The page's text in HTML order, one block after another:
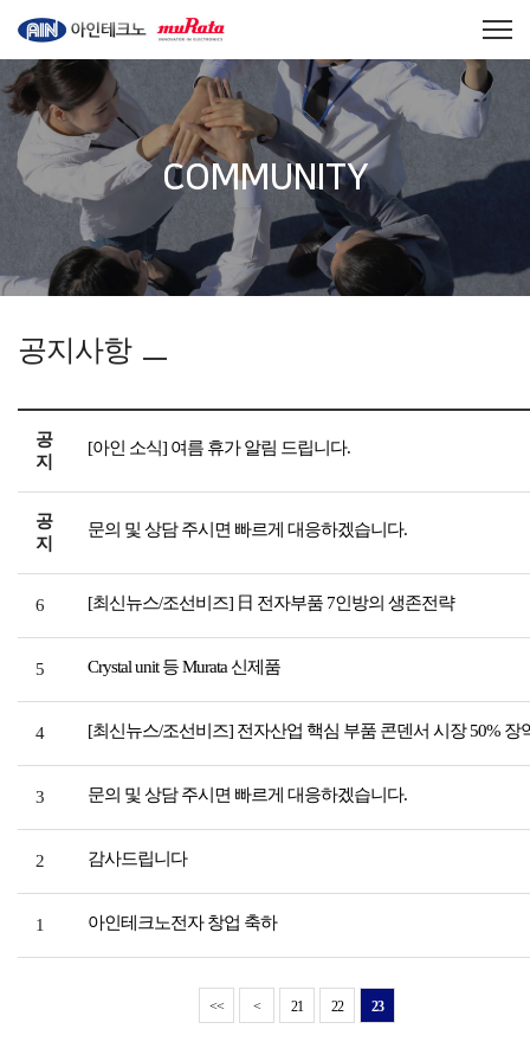
COMMUNITY
공지사항
공
지
[아인 소식] 여름 휴가 알림 드립니다.
공
지
문의 및 상담 주시면 빠르게 대응하겠습니다.
6 [최신뉴스/조선비즈] 日 전자부품 7인방의 생존전략
5 Crystal unit 등 Murata 신제품
4 [최신뉴스/조선비즈] 전자산업 핵심 부품 콘덴서 시장 50%
3 문의 및 상담 주시면 빠르게 대응하겠습니다.
2 감사드립니다
1 아인테크노전자 창업 축하
<< < 21 22 23